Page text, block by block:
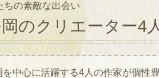
ちの素敵な出会い
のクリエーター4
を中心に活躍する4人の作家が個性